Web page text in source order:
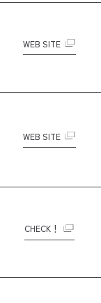
WEB SITE
WEB SITE
CHECK！